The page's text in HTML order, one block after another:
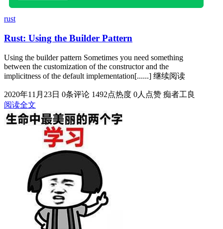
rust
Rust: Using the Builder Pattern
Using the builder pattern Sometimes you need something
between the customization of the constructor and the
implicitness of the default implementation[......] 继续阅读
2020年11月23日 0条评论 1492点热度 0人点赞 痴者工良
阅读全文